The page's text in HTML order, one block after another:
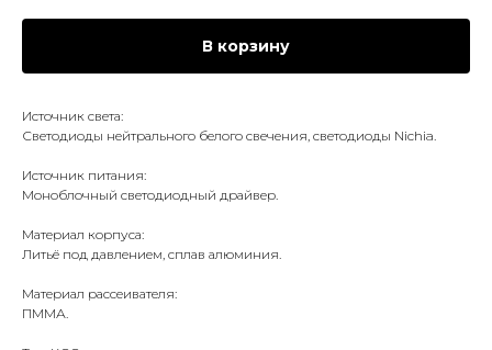
В корзину
Источник света:
Светодиоды нейтрального белого свечения, светодиоды Nichia.
Источник питания:
Моноблочный светодиодный драйвер.
Материал корпуса:
Литьё под давлением, сплав алюминия.
Материал рассеивателя:
ПММА.